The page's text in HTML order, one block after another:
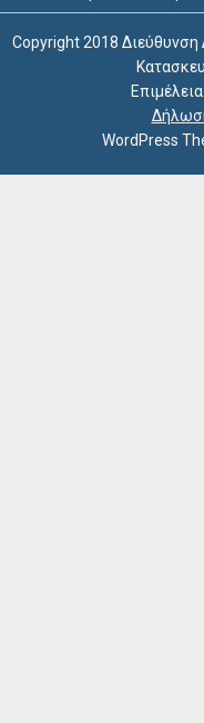
Copyright 2018
WordPress